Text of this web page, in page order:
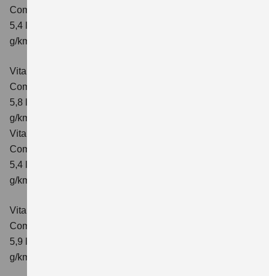
Comfort
5,4 l/100km; kombinierter Wert der CO₂-Emission: 129
g/km; CO₂-Klasse: D
Vitara 1.4 BOOSTERJET HYBRID ALLGRIP AT
Comfort
5,8 l/100 km; kombinierter Wert der CO₂-Emission: 137
g/km; CO₂-Klasse: E
Vitara 1.4 BOOSTERJET HYBRID ALLGRIP
Comfort+ Verbrauchswerte: kombinierter Energieverbrauch
5,4 l/100km; kombinierter Wert der CO₂-Emission: 129
g/km; CO₂-Klasse: D
Vitara 1.4 BOOSTERJET HYBRID ALLGRIP AT
Comfort+
5,9 l/100 km; kombinierter Wert der CO₂-Emission: 138
g/km; CO₂-Klasse: E